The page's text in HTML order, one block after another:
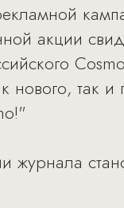
акции
нового, так
журнала